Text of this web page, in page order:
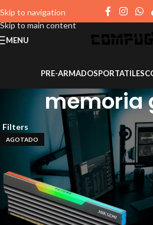
Skip to navigation
Skip to main content
MENU
PRE-ARMADOSPORTATILES
memoria
Filters
AGOTADO